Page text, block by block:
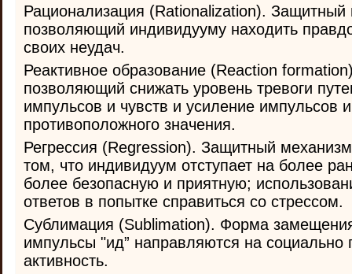
Рационализация (Rationalization). Защитный
позволяющий индивидууму находить
своих неудач.
Реактивное образование (Reaction
позволяющий снижать уровень тревоги
импульсов и чувств и усиление импульсов
противоположного значения.
Регрессия (Regression). Защитный
том, что индивидуум отступает на более
более безопасную и приятную;
ответов в попытке справиться со стрессом.
Сублимация (Sublimation). Форма
импульсы "ид” направляются на
активность.